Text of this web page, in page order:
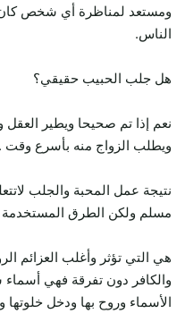
ومستعد لمناظرة أي شخص كان
الناس.
هل جلب الحبيب حقيقي؟
نعم إذا تم صحيحا ويطير العقل
ويطلب الزواج منه بأسرع وقت .
نتيجة عمل المحبة والجلب
مسلم ولكن الطرق المستخدمة
هي التي تؤثر وأغلب العزائم
والكافر دون تفرقة فهي
الأسماء وروح بها ودخل خلوتها